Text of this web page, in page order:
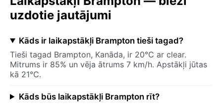
uzdotie jautājumi
Kāds ir laikapstākļi Brampton tieši tagad?
Tieši tagad Brampton, Kanāda, ir 20°C ar clear.
Mitrums ir 85% un vēja ātrums 7 km/h. Apstākļi jūtas
kā 21°C.
Kāds būs laikapstākļi Brampton rīt?